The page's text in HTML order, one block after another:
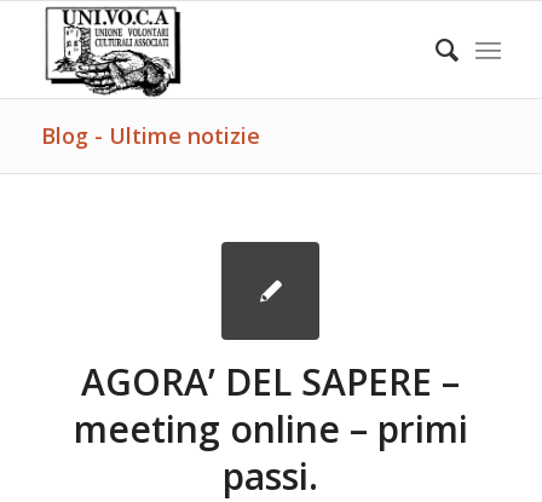
Blog - Ultime notizie
AGORA’ DEL SAPERE –
meeting online – primi
passi.